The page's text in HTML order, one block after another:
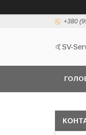
+380
🤙SV-